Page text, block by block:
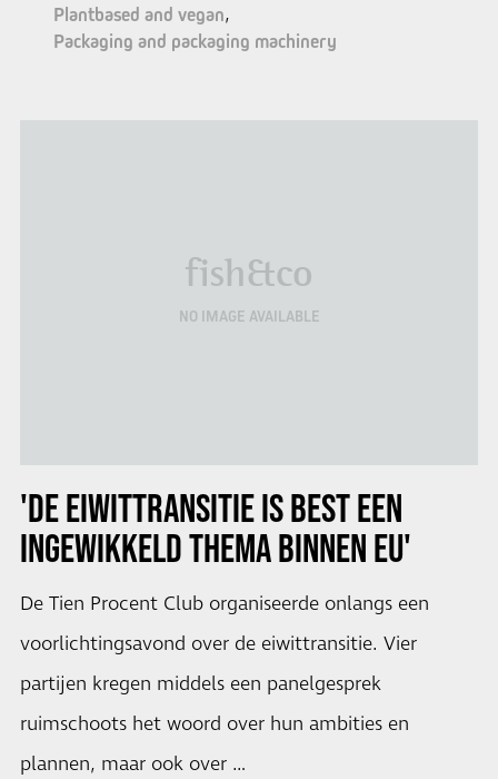
Plantbased and vegan
Packaging and packaging machinery
fish&co
NO IMAGE AVAILABLE
'DE EIWITTRANSITIE IS BEST EEN
INGEWIKKELD THEMA BINNEN EU'
De Tien Procent Club organiseerde onlangs een
voorlichtingsavond over de eiwittransitie. Vier
partijen kregen middels een panelgesprek
ruimschoots het woord over hun ambities en
plannen, maar ook over …